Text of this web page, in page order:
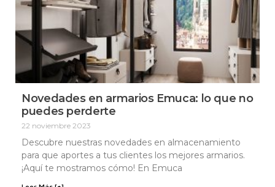
Novedades en armarios Emuca: lo que no
puedes perderte
22 noviembre 2023
Descubre nuestras novedades en almacenamiento
para que aportes a tus clientes los mejores armarios.
¡Aquí te mostramos cómo! En Emuca